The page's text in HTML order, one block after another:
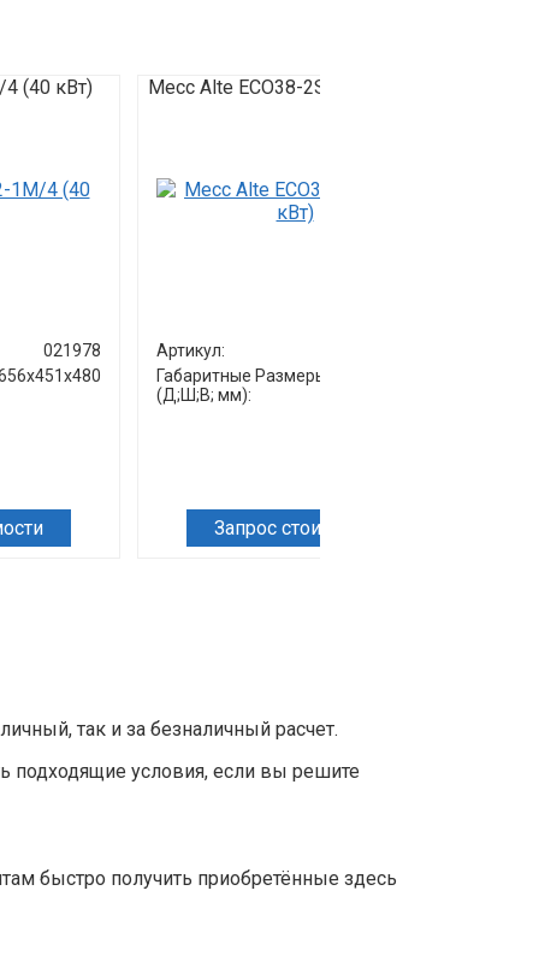
(40 кВт)
021978
Mecc Alte ECO38-2S/4 (160 кВт)
Артикул:
Габаритные Размеры
(Д;Ш;В; мм):
Запрос стоимости
так и за безналичный расчет.
условия, если вы решите
быстро получить приобретённые здесь